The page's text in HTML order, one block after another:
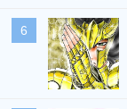
6